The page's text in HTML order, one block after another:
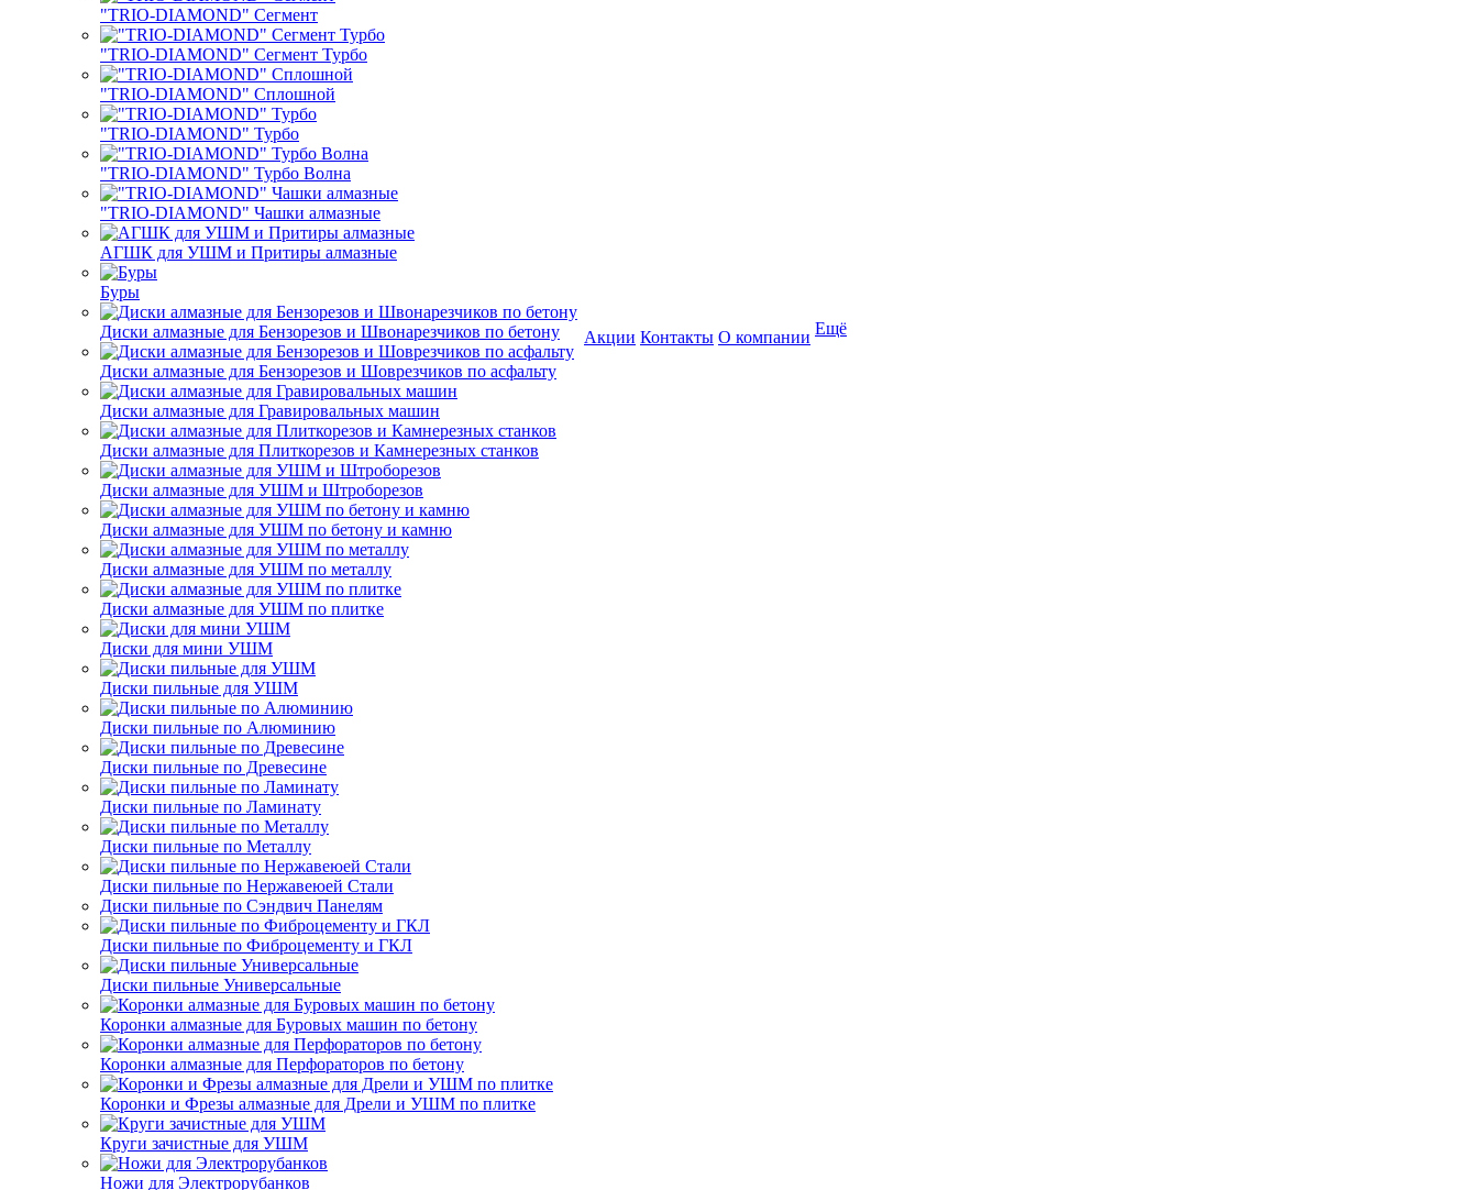
"TRIO-DIAMOND" Сегмент
"TRIO-DIAMOND" Сегмент Турбо
"TRIO-DIAMOND" Сплошной
"TRIO-DIAMOND" Турбо
"TRIO-DIAMOND" Турбо Волна
"TRIO-DIAMOND" Чашки алмазные
АГШК для УШМ и Притиры алмазные
Буры
Диски алмазные для Бензорезов и Швонарезчиков по бетону
Диски алмазные для Бензорезов и Шоврезчиков по асфальту
Диски алмазные для Гравировальных машин
Диски алмазные для Плиткорезов и Камнерезных станков
Диски алмазные для УШМ и Штроборезов
Диски алмазные для УШМ по бетону и камню
Диски алмазные для УШМ по металлу
Диски алмазные для УШМ по плитке
Диски для мини УШМ
Диски пильные для УШМ
Диски пильные по Алюминию
Диски пильные по Древесине
Диски пильные по Ламинату
Диски пильные по Металлу
Диски пильные по Нержавеюей Стали
Диски пильные по Сэндвич Панелям
Диски пильные по Фиброцементу и ГКЛ
Диски пильные Универсальные
Коронки алмазные для Буровых машин по бетону
Коронки алмазные для Перфораторов по бетону
Коронки и Фрезы алмазные для Дрели и УШМ по плитке
Круги зачистные для УШМ
Ножи для Электрорубанков
Акции Контакты О компании Ещё